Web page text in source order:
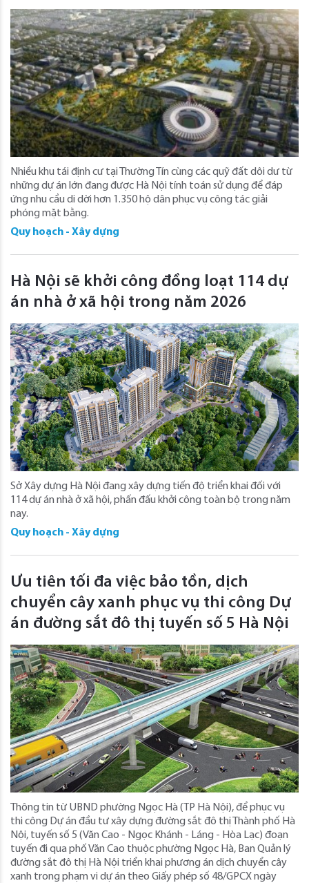
Nhiều khu tái định cư tại Thường Tín cùng các quỹ đất dôi dư từ
những dự án lớn đang được Hà Nội tính toán sử dụng để đáp
ứng nhu cầu di dời hơn 1.350 hộ dân phục vụ công tác giải
phóng mặt bằng.
Quy hoạch - Xây dựng
Hà Nội sẽ khởi công đồng loạt 114 dự
án nhà ở xã hội trong năm 2026
Sở Xây dựng Hà Nội đang xây dựng tiến độ triển khai đối với
114 dự án nhà ở xã hội, phấn đấu khởi công toàn bộ trong năm
nay.
Quy hoạch - Xây dựng
Ưu tiên tối đa việc bảo tồn, dịch
chuyển cây xanh phục vụ thi công Dự
án đường sắt đô thị tuyến số 5 Hà Nội
Thông tin từ UBND phường Ngọc Hà (TP Hà Nội), để phục vụ
thi công Dự án đầu tư xây dựng đường sắt đô thị Thành phố Hà
Nội, tuyến số 5 (Văn Cao - Ngọc Khánh - Láng - Hòa Lạc) đoạn
tuyến đi qua phố Văn Cao thuộc phường Ngọc Hà, Ban Quản lý
đường sắt đô thị Hà Nội triển khai phương án dịch chuyển cây
xanh trong phạm vi dự án theo Giấy phép số 48/GPCX ngày